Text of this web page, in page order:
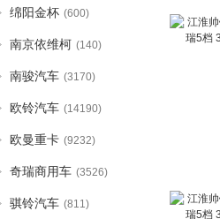
绵阳金杯 (600)
南京依维柯 (140)
南骏汽车 (3170)
欧铃汽车 (14190)
欧曼重卡 (9232)
奇瑞商用车 (3526)
骐铃汽车 (811)